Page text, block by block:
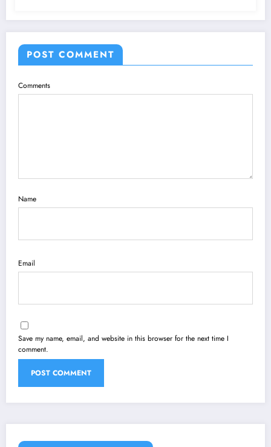
POST COMMENT
Comments
Name
Email
Save my name, email, and website in this browser for the next time I
comment.